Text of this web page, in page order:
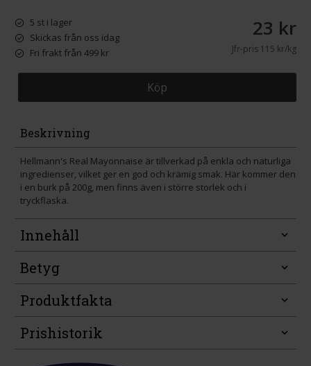
5 st i lager
Skickas från oss idag
Fri frakt från 499 kr
23 kr
Jfr-pris115 kr/kg
Köp
Beskrivning
Hellmann's Real Mayonnaise är tillverkad på enkla och naturliga
ingredienser, vilket ger en god och krämig smak. Här kommer den
i en burk på 200g, men finns även i större storlek och i
tryckflaska.
Innehåll
Betyg
Produktfakta
Prishistorik